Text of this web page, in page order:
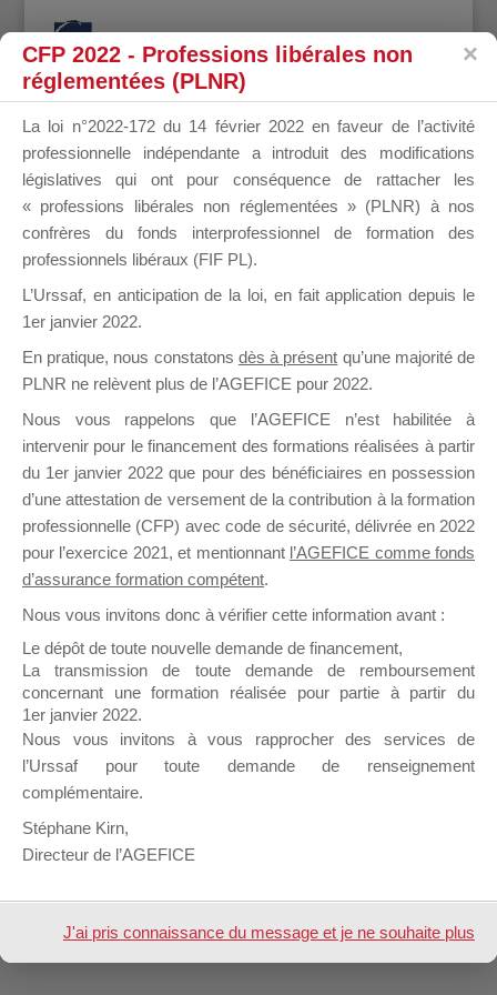
BARD
SYLVAIN
il y a 8 ans
Profil Groupes 0 Forums
Groupes
du
membre
Aucun groupe trouvé
Design deElegant Themes
| Propulsé par
CFP 2022 - Professions libérales non
réglementées (PLNR)
La loi n°2022-172 du 14 février 2022 en faveur de l’activité
professionnelle indépendante a introduit des modifications
législatives qui ont pour conséquence de rattacher les
« professions libérales non réglementées » (PLNR) à nos
confrères du fonds interprofessionnel de formation des
professionnels libéraux (FIF PL).
L’Urssaf, en anticipation de la loi, en fait application depuis le
1er janvier 2022.
En pratique, nous constatons dès à présent qu’une majorité de
PLNR ne relèvent plus de l’AGEFICE pour 2022.
Nous vous rappelons que l’AGEFICE n’est habilitée à
intervenir pour le financement des formations réalisées à partir
du 1er janvier 2022 que pour des bénéficiaires en possession
d’une attestation de versement de la contribution à la formation
professionnelle (CFP) avec code de sécurité, délivrée en 2022
pour l’exercice 2021, et mentionnant l’AGEFICE comme fonds
d’assurance formation compétent.
Nous vous invitons donc à vérifier cette information avant :
Le dépôt de toute nouvelle demande de financement,
La transmission de toute demande de remboursement
concernant une formation réalisée pour partie à partir du
1er janvier 2022.
Nous vous invitons à vous rapprocher des services de
l’Urssaf pour toute demande de renseignement
complémentaire.
Stéphane Kirn,
Directeur de l’AGEFICE
J'ai pris connaissance du message et je ne souhaite plus